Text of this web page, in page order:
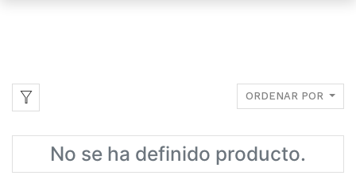
ORDENAR POR
No se ha definido producto.